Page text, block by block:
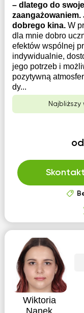
– dlatego do
zaangażowaniem.
dobrego kina. W
dla mnie dobro
efektów wspólnej
indywidualnie,
jego potrzeb i
pozytywną
dy...
Najbliższy
Wiktoria
Nanek